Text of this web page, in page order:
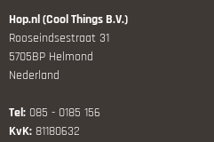
Hop.nl (Cool Things B.V.)
Rooseindsestraat 31
5705BP Helmond
Nederland
Tel: 085 - 0185 156
KvK: 81180632